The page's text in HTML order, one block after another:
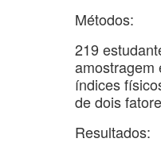
Métodos:
219
amostragem
índices
de dois
Resultados: